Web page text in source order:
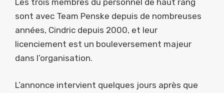
Les trois membres du personnel de haut rang
sont avec Team Penske depuis de nombreuses
années, Cindric depuis 2000, et leur
licenciement est un bouleversement majeur
dans l’organisation.
L’annonce intervient quelques jours après que